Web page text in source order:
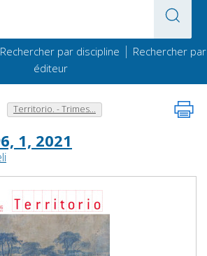
Rechercher par discipline | Rechercher par
éditeur
Territorio. - Trimes...
1, 2021